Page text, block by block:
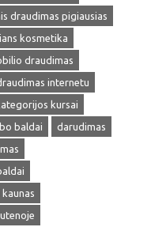
draudimas pigiausias
kosmetika
draudimas
internetu
kursai
baldai
darudimas